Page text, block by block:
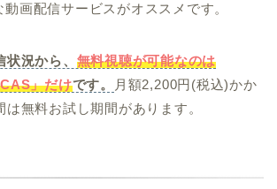
画配信サービスがオススメです。
況から、 無料視聴が可能なのは
」だけです。
月額2,200円(税込)かか
は無料お試し期間があります。